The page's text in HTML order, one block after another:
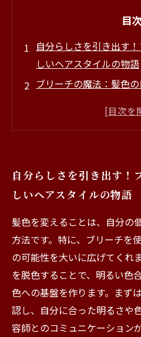
目次
自分らしさを引き出す
しいヘアスタイルの物語
ブリーチの魔法：髪色
施術の流れを知ろう！
個性と自信を引き出す
ブリーチを活用して新た
新しい髪色への旅路：
タイルを手に入れる方法
自分らしさを引き出す！
しいヘアスタイルの物語
髪色を変えることは、自分の
方法です。特に、ブリーチを
の可能性を大いに広げてくれ
を脱色することで、明るい色
色への基盤を作ります。まず
認し、自分に合った明るさや
容師とのコミュニケーション